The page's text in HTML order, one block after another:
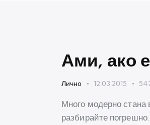
Ами, ако
Лично 12.03.2015
Много модерно
разбирайте